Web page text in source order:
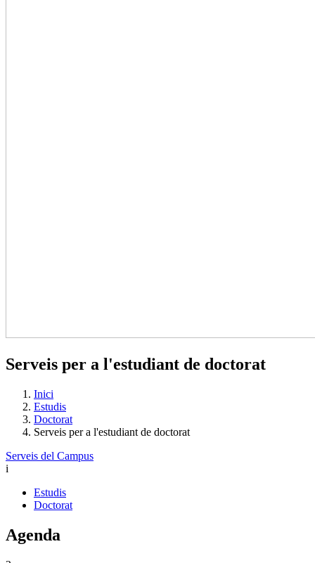
Serveis per a l'estudiant de doctorat
Inici
Estudis
Doctorat
Serveis per a l'estudiant de doctorat
Serveis del Campus
i
Estudis
Doctorat
Agenda